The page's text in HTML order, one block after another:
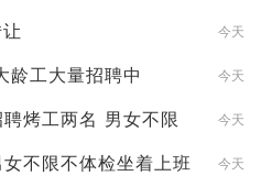
今天
龄工大量招聘中 今天
烤工两名 男女不限 今天
不限不体检坐着上班 今天